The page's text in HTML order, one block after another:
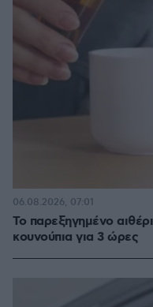
Το παρεξηγημένο
κουνούπια για 3 ώρες
06.08.2026, 07:01